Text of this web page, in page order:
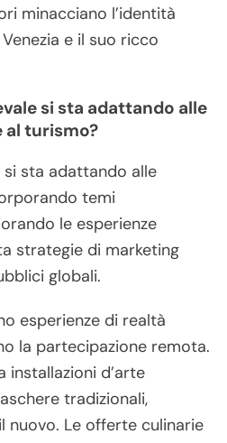
minacciano l’identità
e il suo ricco
si sta adattando alle
al turismo?
si sta adattando alle
temi
le esperienze
strategie di marketing
globali.
esperienze di realtà
la partecipazione remota.
installazioni d’arte
tradizionali,
nuovo. Le offerte culinarie